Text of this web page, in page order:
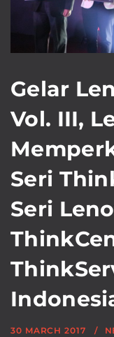
Gelar
Vol. III,
Seri
Seri
30 MARCH 2017